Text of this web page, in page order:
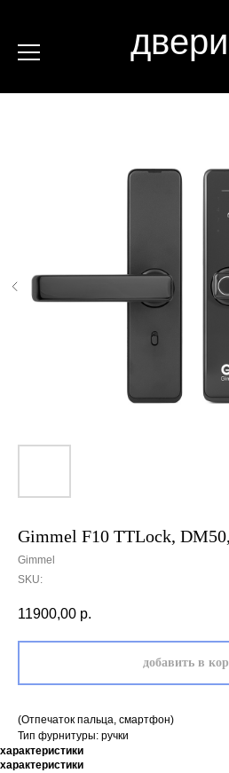
Gimmel F10 TTLock,
Gimmel
SKU:
11900,00 р.
добавить в
(Отпечаток пальца, смартфон)
Тип фурнитуры: ручки
характеристики
характеристики